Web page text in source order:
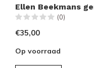
Ellen Beekmans
(0)
€35,00
Op voorraad